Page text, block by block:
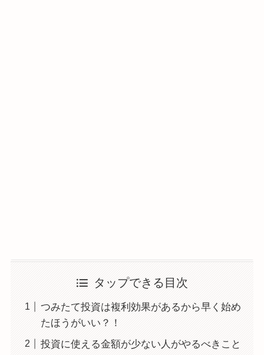
タップできる目次
つみたて投資は複利効果があるから早く始め
たほうがいい？！
投資に使える金額が少ない人がやるべきこと